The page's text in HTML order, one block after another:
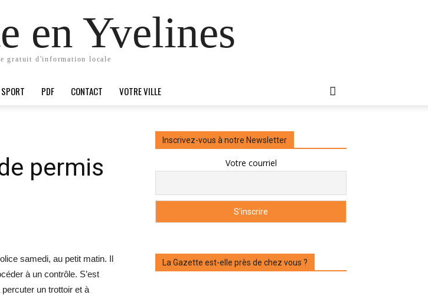
en Yvelines
gratuit d'information locale
SPORT PDF CONTACT VOTRE VILLE
permis
samedi, au petit matin. Il
à un contrôle. S’est
un trottoir et à
Inscrivez-vous à notre Newsletter
Votre courriel
La Gazette est-elle près de chez vous ?